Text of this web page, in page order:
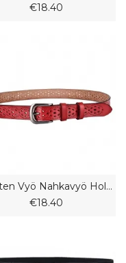
€18.40
Naisten Vyö Nahkavyö Hollow Pin Solki Vyön Reikä Vapaa
€18.40